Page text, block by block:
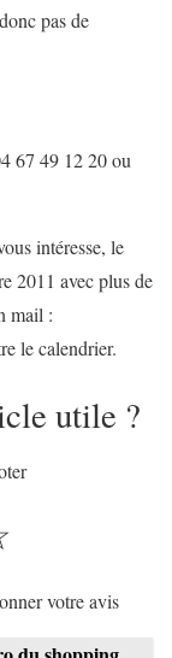
pas de
67 49 12 20 ou
intéresse, le
2011 avec plus de
mail :
le calendrier.
utile ?
votre avis